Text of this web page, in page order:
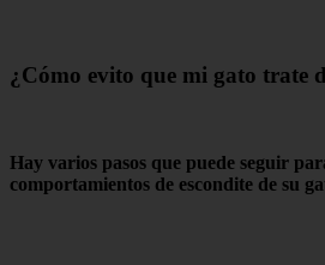
¿Cómo evito que mi gato trate
Hay varios pasos que puede seguir
comportamientos de escondite de su